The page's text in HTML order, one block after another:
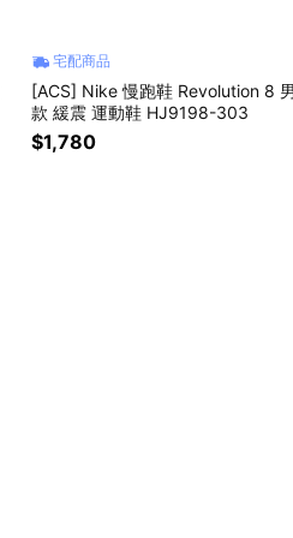
宅配商品
[ACS] Nike 慢跑鞋 Revolution 8
款 緩震 運動鞋 HJ9198-303
$1,780